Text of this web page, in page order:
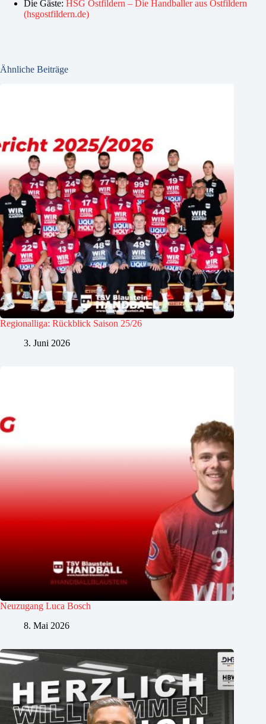
Die Gäste: HSG Ostfildern – Die Handballer aus Ostfildern
(hsgostfildern.de)
Ähnliche Beiträge
Regionalliga: Rückblick Saison 25/26
3. Juni 2026
Neuzugang Luca Bosch
8. Mai 2026